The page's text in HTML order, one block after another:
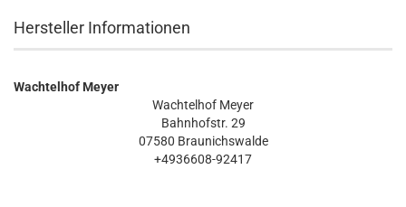
Hersteller Informationen
Wachtelhof Meyer
Wachtelhof Meyer
Bahnhofstr. 29
07580 Braunichswalde
+4936608-92417